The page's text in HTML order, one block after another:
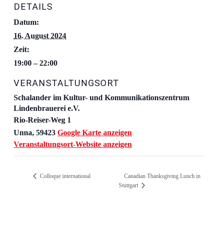
DETAILS
Datum:
16. August 2024
Zeit:
19:00 – 22:00
VERANSTALTUNGSORT
Schalander im Kultur- und Kommunikationszentrum
Lindenbrauerei e.V.
Rio-Reiser-Weg 1
Unna, 59423 Google Karte anzeigen
Veranstaltungsort-Website anzeigen
Colloque international
Canadian Thanksgiving Lunch in
Stuttgart